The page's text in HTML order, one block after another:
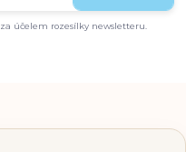
za účelem rozesílky newsletteru.